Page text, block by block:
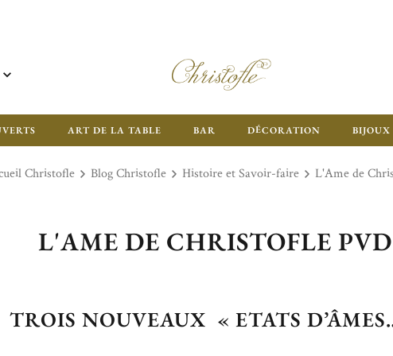
ART DE LA TABLE BAR DÉCORATION BIJOUX
Christofle Blog Christofle Histoire et Savoir-faire L'Ame de
L'AME DE CHRISTOFLE PVD
TROIS NOUVEAUX « ETATS